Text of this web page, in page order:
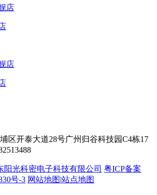
区开泰大道28号广州归谷科技园C4栋17
阳光科密电子科技有限公司 粤ICP备案
号-3 网站地图|站点地图